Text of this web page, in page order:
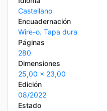
Castellano
Encuadernación
Wire-o. Tapa dura
Páginas
280
Dimensiones
25,00 x 23,00
Edición
08/2022
Estado